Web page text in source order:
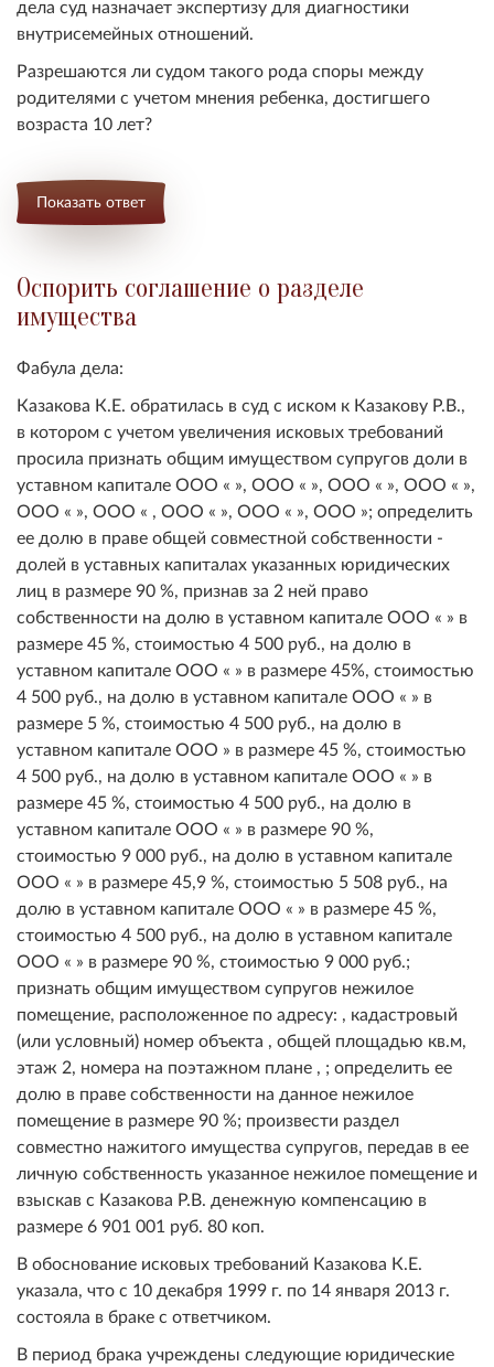
дела суд назначает экспертизу для диагностики
внутрисемейных отношений.
Разрешаются ли судом такого рода споры между
родителями с учетом мнения ребенка, достигшего
возраста 10 лет?
Показать ответ
Оспорить соглашение о разделе
имущества
Фабула дела:
Казакова К.Е. обратилась в суд с иском к Казакову Р.В.,
в котором с учетом увеличения исковых требований
просила признать общим имуществом супругов доли в
уставном капитале ООО « », ООО « », ООО « », ООО « »,
ООО « », ООО « , ООО « », ООО « », ООО »; определить
ее долю в праве общей совместной собственности -
долей в уставных капиталах указанных юридических
лиц в размере 90 %, признав за 2 ней право
собственности на долю в уставном капитале ООО « » в
размере 45 %, стоимостью 4 500 руб., на долю в
уставном капитале ООО « » в размере 45%, стоимостью
4 500 руб., на долю в уставном капитале ООО « » в
размере 5 %, стоимостью 4 500 руб., на долю в
уставном капитале ООО » в размере 45 %, стоимостью
4 500 руб., на долю в уставном капитале ООО « » в
размере 45 %, стоимостью 4 500 руб., на долю в
уставном капитале ООО « » в размере 90 %,
стоимостью 9 000 руб., на долю в уставном капитале
ООО « » в размере 45,9 %, стоимостью 5 508 руб., на
долю в уставном капитале ООО « » в размере 45 %,
стоимостью 4 500 руб., на долю в уставном капитале
ООО « » в размере 90 %, стоимостью 9 000 руб.;
признать общим имуществом супругов нежилое
помещение, расположенное по адресу: , кадастровый
(или условный) номер объекта , общей площадью кв.м,
этаж 2, номера на поэтажном плане , ; определить ее
долю в праве собственности на данное нежилое
помещение в размере 90 %; произвести раздел
совместно нажитого имущества супругов, передав в ее
личную собственность указанное нежилое помещение и
взыскав с Казакова Р.В. денежную компенсацию в
размере 6 901 001 руб. 80 коп.
В обоснование исковых требований Казакова К.Е.
указала, что с 10 декабря 1999 г. по 14 января 2013 г.
состояла в браке с ответчиком.
В период брака учреждены следующие юридические